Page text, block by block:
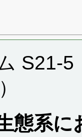
S21-
態系に